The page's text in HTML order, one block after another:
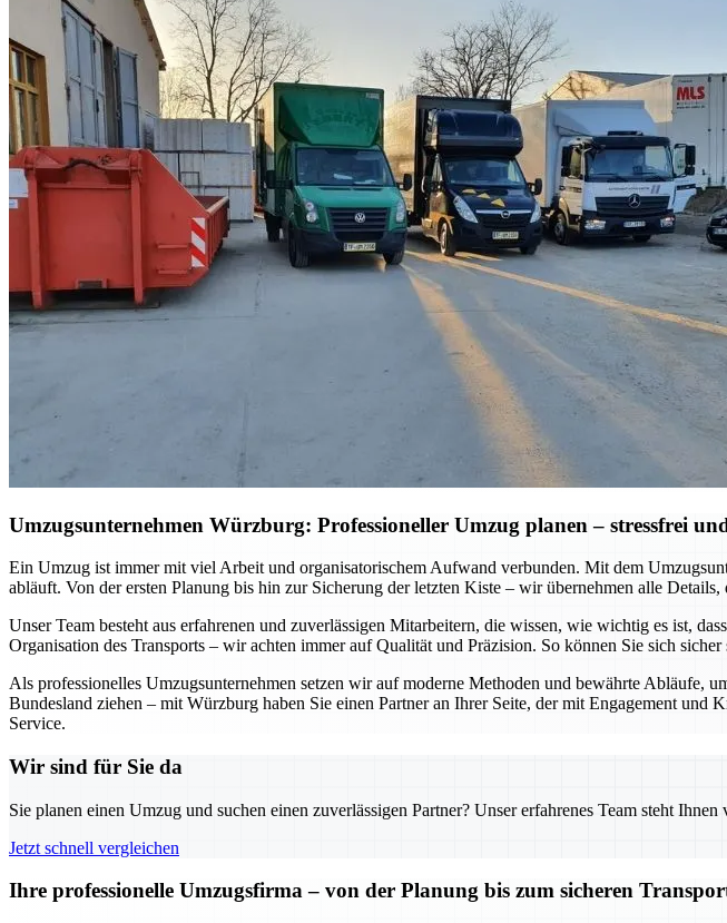
Umzugsunternehmen Würzburg: Professioneller Umzug planen – stressfrei
Ein Umzug ist immer mit viel Arbeit und organisatorischem Aufwand verbunden. Mit dem
abläuft. Von der ersten Planung bis hin zur Sicherung der letzten Kiste – wir übernehmen alle
Unser Team besteht aus erfahrenen und zuverlässigen Mitarbeitern, die wissen, wie wichtig es ist,
Organisation des Transports – wir achten immer auf Qualität und Präzision. So können Sie sich
Als professionelles Umzugsunternehmen setzen wir auf moderne Methoden und bewährte Abläufe,
Bundesland ziehen – mit Würzburg haben Sie einen Partner an Ihrer Seite, der mit Engagement
Service.
Wir sind für Sie da
Sie planen einen Umzug und suchen einen zuverlässigen Partner? Unser erfahrenes Team steht
Jetzt schnell vergleichen
Ihre professionelle Umzugsfirma – von der Planung bis zum sicheren